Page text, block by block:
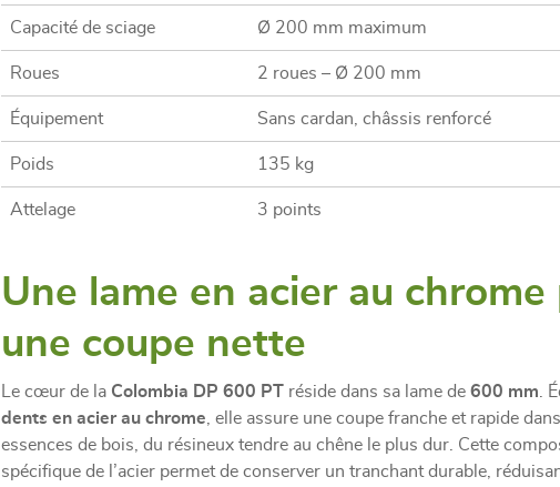
Capacité de sciage Ø 200 mm maximum
Roues 2 roues – Ø 200 mm
Équipement Sans cardan, châssis renforcé
Poids 135 kg
Attelage 3 points
Une lame en acier au chrome
une coupe nette
Le cœur de la Colombia DP 600 PT réside dans sa lame de 600 mm .
dents en acier au chrome , elle assure une coupe franche et rapide
essences de bois, du résineux tendre au chêne le plus dur. Cette
spécifique de l’acier permet de conserver un tranchant durable,